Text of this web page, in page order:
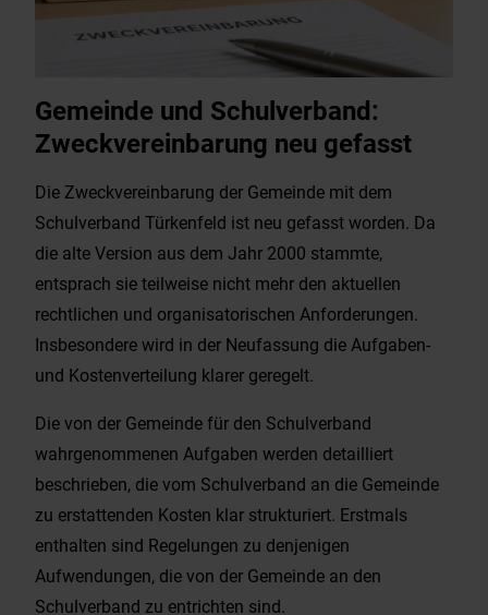
Gemeinde und Schulverband:
Zweckvereinbarung neu gefasst
Die Zweckvereinbarung der Gemeinde mit dem
Schulverband Türkenfeld ist neu gefasst worden. Da
die alte Version aus dem Jahr 2000 stammte,
entsprach sie teilweise nicht mehr den aktuellen
rechtlichen und organisatorischen Anforderungen.
Insbesondere wird in der Neufassung die Aufgaben-
und Kostenverteilung klarer geregelt.
Die von der Gemeinde für den Schulverband
wahrgenommenen Aufgaben werden detailliert
beschrieben, die vom Schulverband an die Gemeinde
zu erstattenden Kosten klar strukturiert. Erstmals
enthalten sind Regelungen zu denjenigen
Aufwendungen, die von der Gemeinde an den
Schulverband zu entrichten sind.